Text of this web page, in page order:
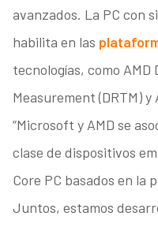
avanzados. La PC con
habilita en las
tecnologías, como
Measurement (DRTM) y
“Microsoft y AMD se
clase de dispositivos
Core PC basados en la
Juntos, estamos